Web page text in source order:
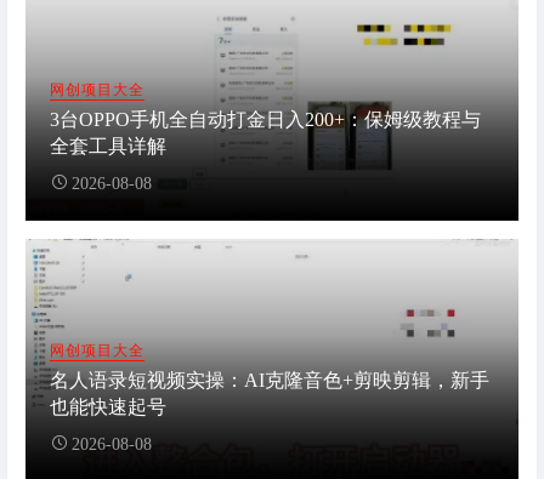
网创项目大全
3台OPPO手机全自动打金日入200+：保姆级教程与
全套工具详解
2026-08-08
网创项目大全
名人语录短视频实操：AI克隆音色+剪映剪辑，新手
也能快速起号
2026-08-08